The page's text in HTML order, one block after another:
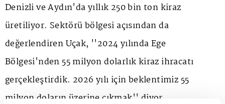
Denizli ve Aydın'da yıllık 250 bin ton kiraz
üretiliyor. Sektörü bölgesi açısından da
değerlendiren Uçak, ''2024 yılında Ege
Bölgesi'nden 55 milyon dolarlık kiraz ihracatı
gerçekleştirdik. 2026 yılı için beklentimiz 55
milyon doların üzerine çıkmak'' diyor.